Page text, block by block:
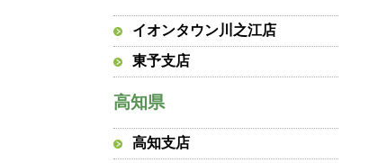
イオンタウン川之江店
東予支店
高知県
高知支店